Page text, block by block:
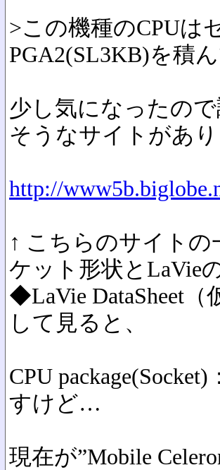
>この機種のCPUは
PGA2(SL3KB)を積
少し気になったの
そうなサイトがあり
http://
↑ こちらのサイトの
ケット形状とLaVie
◆LaVie DataSheet
して見ると、
CPU
すけど…
現在が”Mobile